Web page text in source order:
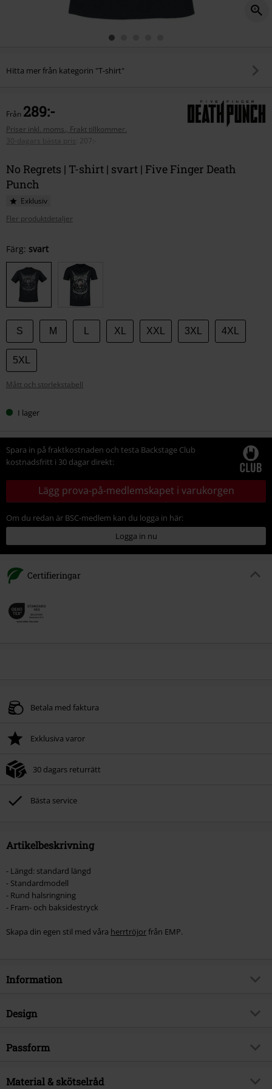
Hitta mer från kategorin "T-shirt"
Från 289:-
Priser inkl. moms., Frakt tillkommer.
30-dagars bästa pris
207:-
No Regrets | T-shirt | svart | Five Finger Death
Punch
Exklusiv
Fler produktdetaljer
Välj
din
storlek
Färg: svart
S M XL XXL 3XL 4XL
5XL
Mått och storlekstabell
I lager
Spara in på fraktkostnaden och testa Backstage Club
kostnadsfritt i 30 dagar direkt:
Lägg prova-på-medlemskapet i varukorgen
Om du redan är BSC-medlem kan du logga in här:
Logga in nu
Certifieringar
Betala med faktura
Exklusiva varor
30 dagars returrätt
Bästa service
Artikelbeskrivning
- Längd: standard längd
- Standardmodell
- Rund halsringning
- Fram- och baksidestryck
Skapa din egen stil med våra herrtröjorfrån EMP.
Information
Artikelnummer
Musikgenre
Produktämne
Design
Produkttyp
Tryckt
Passform
Passform/Topp
Material & skötselråd